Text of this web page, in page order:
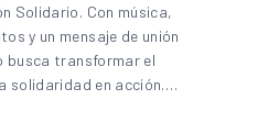
Solidario. Con música,
y un mensaje de unión
busca transformar el
solidaridad en acción.…